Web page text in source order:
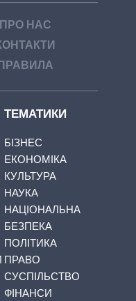
ПРО НАС
ПРАВИЛА
ТЕМАТИКИ
БІЗНЕС
ЕКОНОМІКА
КУЛЬТУРА
НАУКА
НАЦІОНАЛЬНА
БЕЗПЕКА
ПОЛІТИКА
ПРАВО
СУСПІЛЬСТВО
ФІНАНСИ